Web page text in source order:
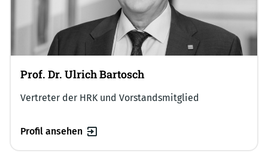
Prof. Dr. Ulrich Bartosch
Vertreter der HRK und Vorstandsmitglied
Profil ansehen